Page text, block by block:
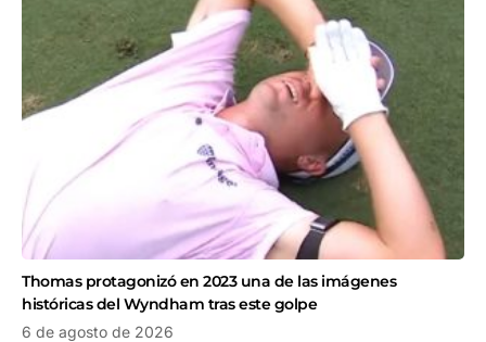
Thomas protagonizó en 2023 una de las imágenes
históricas del Wyndham tras este golpe
6 de agosto de 2026